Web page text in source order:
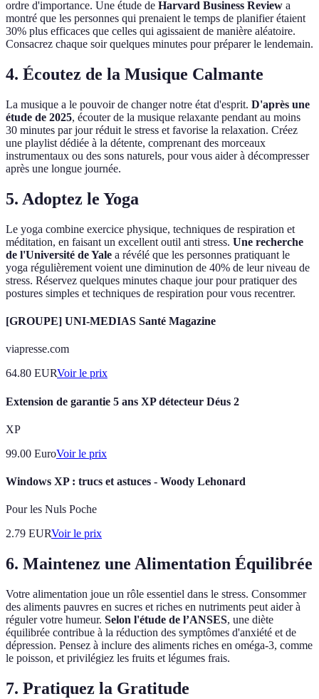
ordre d'importance. Une étude de Harvard Business Review a
montré que les personnes qui prenaient le temps de planifier étaient
30% plus efficaces que celles qui agissaient de manière aléatoire.
Consacrez chaque soir quelques minutes pour préparer le lendemain.
4. Écoutez de la Musique Calmante
La musique a le pouvoir de changer notre état d'esprit. D'après une
étude de 2025, écouter de la musique relaxante pendant au moins
30 minutes par jour réduit le stress et favorise la relaxation. Créez
une playlist dédiée à la détente, comprenant des morceaux
instrumentaux ou des sons naturels, pour vous aider à décompresser
après une longue journée.
5. Adoptez le Yoga
Le yoga combine exercice physique, techniques de respiration et
méditation, en faisant un excellent outil anti stress. Une recherche
de l'Université de Yale a révélé que les personnes pratiquant le
yoga régulièrement voient une diminution de 40% de leur niveau de
stress. Réservez quelques minutes chaque jour pour pratiquer des
postures simples et techniques de respiration pour vous recentrer.
[GROUPE] UNI-MEDIAS Santé Magazine
viapresse.com
64.80 EURVoir le prix
Extension de garantie 5 ans XP détecteur Déus 2
XP
99.00 EuroVoir le prix
Windows XP : trucs et astuces - Woody Lehonard
Pour les Nuls Poche
2.79 EURVoir le prix
6. Maintenez une Alimentation Équilibrée
Votre alimentation joue un rôle essentiel dans le stress. Consommer
des aliments pauvres en sucres et riches en nutriments peut aider à
réguler votre humeur. Selon l'étude de l’ANSES, une diète
équilibrée contribue à la réduction des symptômes d'anxiété et de
dépression. Pensez à inclure des aliments riches en oméga-3, comme
le poisson, et privilégiez les fruits et légumes frais.
7. Pratiquez la Gratitude